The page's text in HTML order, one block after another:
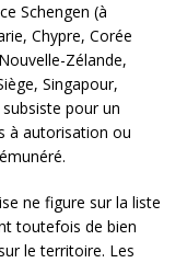
Schengen (à
Chypre, Corée
Zélande,
Singapour,
pour un
à autorisation ou
ne figure sur la liste
toutefois de bien
le territoire. Les